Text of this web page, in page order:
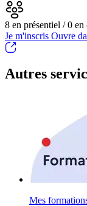
8 en présentiel / 0 en
Je m'inscris Ouvre
Autres
Mes